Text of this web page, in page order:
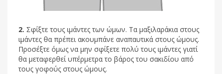
2. Σφίξτε τους ιμάντες των ώμων. Τα μαξιλαράκια στους
ιμάντες θα πρέπει ακουμπάνε αναπαυτικά στους ώμους.
Προσέξτε όμως να μην σφίξετε πολύ τους ιμάντες γιατί
θα μεταφερθεί υπέρμετρα το βάρος του σακιδίου από
τους γοφούς στους ώμους.